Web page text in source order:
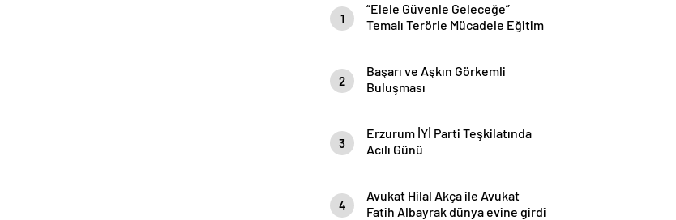
1
“Elele Güvenle Geleceğe”
Temalı Terörle Mücadele Eğitim
2
Başarı ve Aşkın Görkemli
Buluşması
3
Erzurum İYİ Parti Teşkilatında
Acılı Günü
4
Avukat Hilal Akça ile Avukat
Fatih Albayrak dünya evine girdi